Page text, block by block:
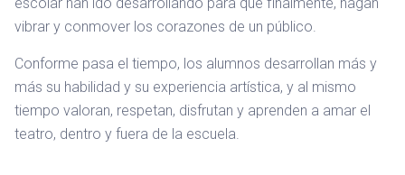
escolar han ido desarrollando para que finalmente, hagan
vibrar y conmover los corazones de un público.
Conforme pasa el tiempo, los alumnos desarrollan más y
más su habilidad y su experiencia artística, y al mismo
tiempo valoran, respetan, disfrutan y aprenden a amar el
teatro, dentro y fuera de la escuela.​